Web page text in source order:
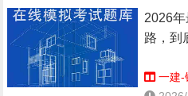
2026
路，到
一建-